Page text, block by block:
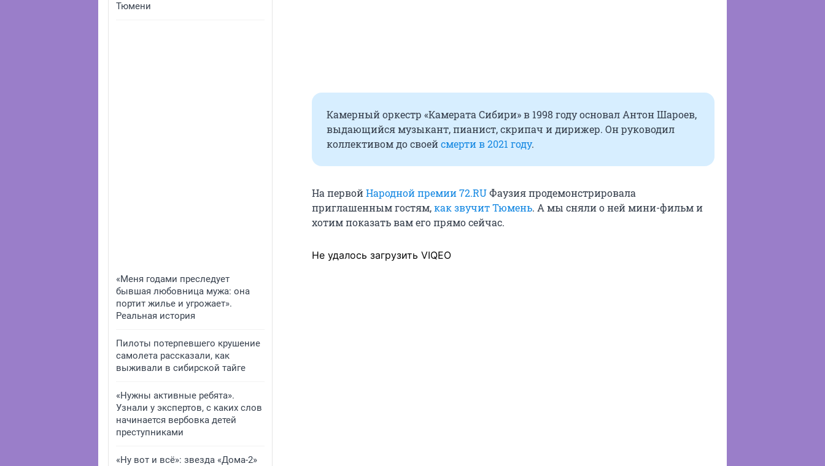
Тюмени
«Меня годами преследует
бывшая любовница мужа: она
портит жилье и угрожает».
Реальная история
Пилоты потерпевшего крушение
самолета рассказали, как
выживали в сибирской тайге
«Нужны активные ребята».
Узнали у экспертов, с каких слов
начинается вербовка детей
преступниками
«Ну вот и всё»: звезда «Дома-2»
Камерный оркестр «Камерата Сибири» в 1998 году основал Антон Шароев,
выдающийся музыкант, пианист, скрипач и дирижер. Он руководил
коллективом до своейсмерти в 2021 году.
На первойНародной премии 72.RUФаузия продемонстрировала
приглашенным гостям,как звучит Тюмень. А мы сняли о ней мини-фильм и
хотим показать вам его прямо сейчас.
Не удалось загрузить VIQEO